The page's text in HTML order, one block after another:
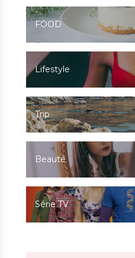
FOOD
Lifestyle
Trip
Beauté
Série TV